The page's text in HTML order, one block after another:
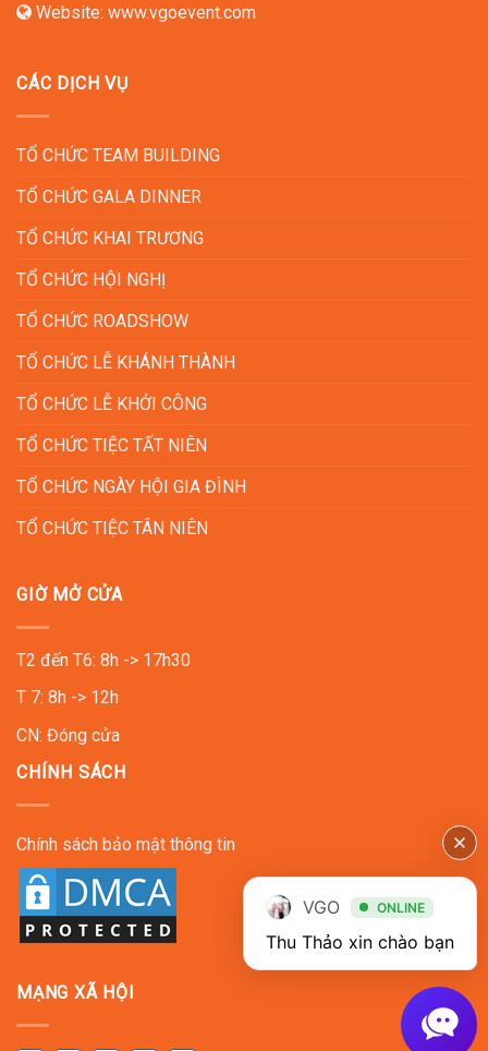
Website: www.vgoevent.com
CÁC DỊCH VỤ
TỔ CHỨC TEAM BUILDING
TỔ CHỨC GALA DINNER
TỔ CHỨC KHAI TRƯƠNG
TỔ CHỨC HỘI NGHỊ
TỔ CHỨC ROADSHOW
TỔ CHỨC LỄ KHÁNH THÀNH
TỔ CHỨC LỄ KHỞI CÔNG
TỔ CHỨC TIỆC TẤT NIÊN
TỔ CHỨC NGÀY HỘI GIA ĐÌNH
TỔ CHỨC TIỆC TÂN NIÊN
GIỜ MỞ CỬA
T2 đến T6: 8h -> 17h30
T 7: 8h -> 12h
CN: Đóng cửa
CHÍNH SÁCH
Chính sách bảo mật thông tin
MẠNG XÃ HỘI
VGO ONLINE
Thu Thảo xin chào bạn